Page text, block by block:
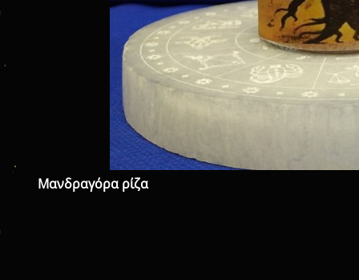
Μανδραγόρα ρίζα